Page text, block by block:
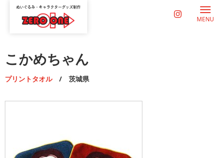
MENU
こかめちゃん
プリントタオル / 茨城県